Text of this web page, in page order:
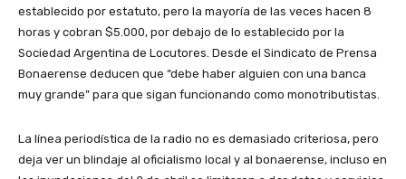
establecido por estatuto, pero la mayoría de las veces hacen 8
horas y cobran $5.000, por debajo de lo establecido por la
Sociedad Argentina de Locutores. Desde el Sindicato de Prensa
Bonaerense deducen que “debe haber alguien con una banca
muy grande” para que sigan funcionando como monotributistas.
La línea periodística de la radio no es demasiado criteriosa, pero
deja ver un blindaje al oficialismo local y al bonaerense, incluso en